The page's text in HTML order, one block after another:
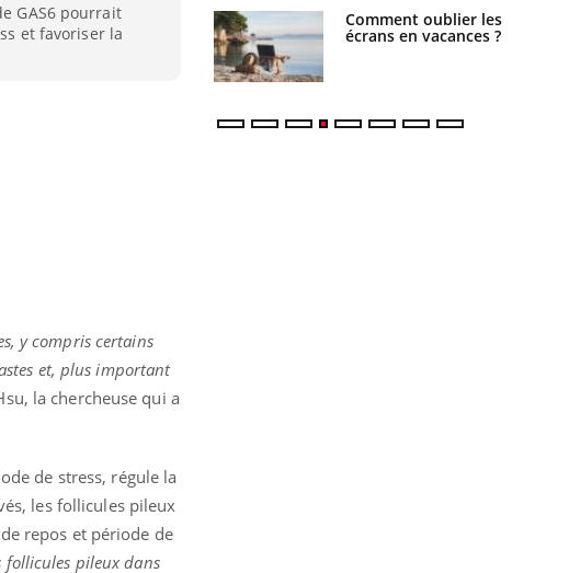
GAS6 pourrait
et favoriser la
y compris certains
et, plus important
la chercheuse qui a
de stress, régule la
les follicules pileux
repos et période de
follicules pileux dans
Hantavirus : un cas
détecté chez un touriste
Comment oublier les
écrans en vacances ?